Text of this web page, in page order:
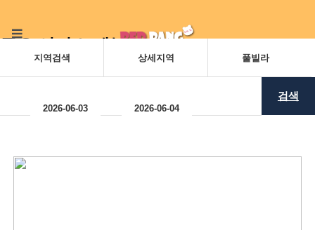
주요 서비스 메뉴
검색